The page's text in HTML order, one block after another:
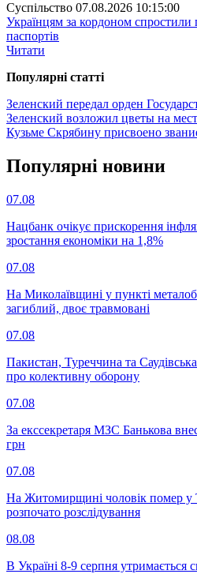
Суспiльство 07.08.2026 10:15:00
Українцям за кордоном
паспортів
Читати
Популярнi статтi
Зеленский передал орден
Зеленский возложил цветы на
Кузьме Скрябину присвоено
Популярнi новини
07.08
Нацбанк очікує прискорення
зростання економіки на 1,8%
07.08
На Миколаївщині у пункті
загиблий, двоє травмовані
07.08
Пакистан, Туреччина та
про колективну оборону
07.08
За екссекретаря МЗС Банькова
грн
07.08
На Житомирщині чоловік помер у
розпочато розслідування
08.08
В Україні 8-9 серпня утримається